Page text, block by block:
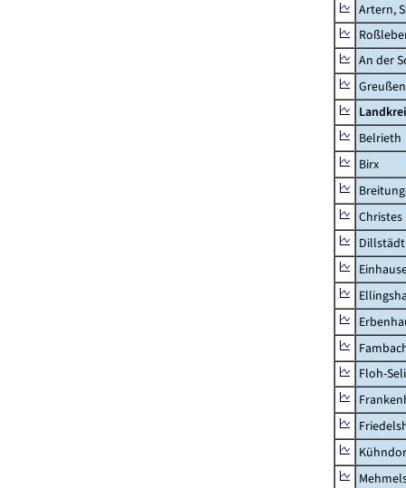
Artern,
An der
Belrieth
Birx
Christes
Dillstädt
Floh-